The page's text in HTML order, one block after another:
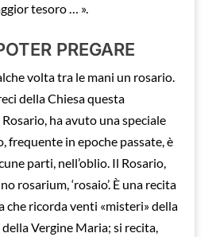
tesoro … ».
PREGARE
volta tra le mani un rosario.
della Chiesa questa
ha avuto una speciale
frequente in epoche passate, è
parti, nell’oblio. Il Rosario,
rosarium, ‘rosaio’. È una recita
ricorda venti «misteri» della
Vergine Maria; si recita,